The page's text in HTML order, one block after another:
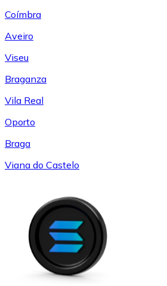
Coímbra
Aveiro
Viseu
Braganza
Vila Real
Oporto
Braga
Viana do Castelo